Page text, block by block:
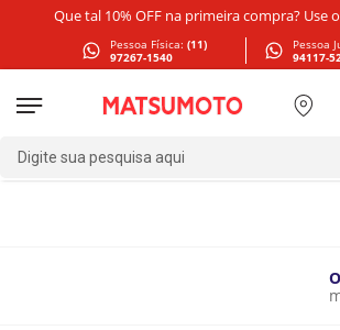
Que tal 10% OFF na primeira compra? Use
Pessoa Física: (11)
97267-1540
Pessoa
94117-
Digite sua pesquisa aqui